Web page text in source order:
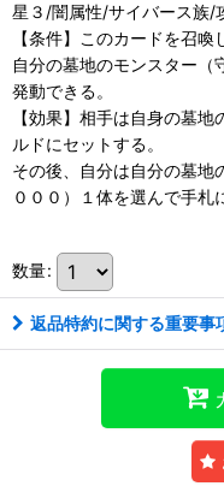
星３/闇属性/サイバース族
【条件】このカードを召喚
自分の墓地のモンスター（
発動できる。
【効果】相手は自身の墓
ルドにセットする。
その後、自分は自分の墓地
０００）１体を選んで手札
数量:
返品特約に関する重要事